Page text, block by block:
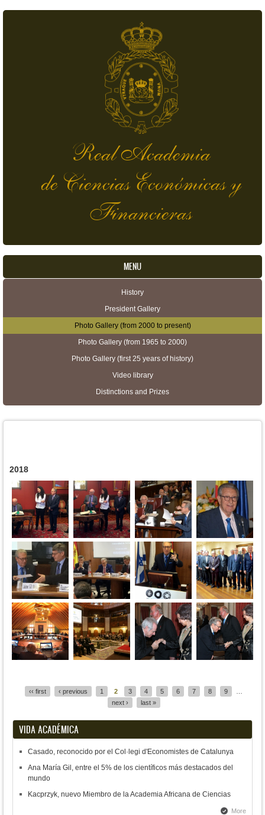
Real Academia
de Ciencias Económicas y
Financieras
MENU
History
President Gallery
Photo Gallery (from 2000 to present)
Photo Gallery (from 1965 to 2000)
Photo Gallery (first 25 years of history)
Video library
Distinctions and Prizes
2018
‹‹ first ‹ previous 1 2 3 4 5 6 7 8 9
next ›
last »
VIDA ACADÉMICA
Casado, reconocido por el Col·legi d'Economistes de Catalunya
Ana María Gil, entre el 5% de los científicos más destacados del
mundo
Kacprzyk, nuevo Miembro de la Academia Africana de Ciencias
More